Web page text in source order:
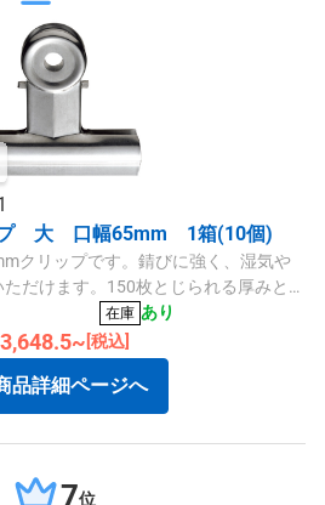
プ 大 口幅65mm 1箱(10個)
クリップです。錆びに強く、湿気や
だけます。150枚とじられる厚みと耐
の環境に適しています。
在庫 あり
[税込]
品詳細ページへ
7位